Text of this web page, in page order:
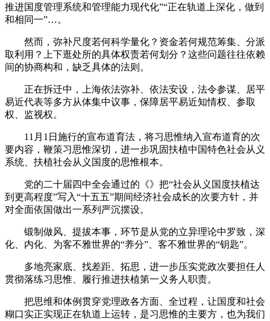
推进国度管理系统和管理能力现代化”“正在轨道上深化，做到
和相同一”…。
然而，弥补尺度若何科学量化？资金若何规范筹集、分派
取利用？上下逛处所的具体权责若何划分？这些问题往往依赖
间的协商构和，缺乏具体的法则。
正在拆迁中，上海依法弥补、依法安设，法令参谋、居平
易近代表等多方从体集中议事，保障居平易近知情权、参取
权、监视权。
11月1日施行的宣布道育法，将习思惟纳入宣布道育的次
要内容，鞭策习思惟深切，进一步巩固扶植中国特色社会从义
系统、扶植社会从义国度的思惟根本。
党的二十届四中全会通过的《》把“社会从义国度扶植达
到更高程度”写入“十五五”期间经济社会成长的次要方针，并
对全面依国做出一系列严沉摆设。
锻制做风、提拔本事，环节是从党的立异理论中罗致，深
化、内化、为客不雅世界的“养分”、客不雅世界的“钥匙”。
多地亮家底、找差距、拓思，进一步压实党政次要担任人
贯彻落练习思惟、履行推进扶植第一义务人职责。
把思维和体例贯穿党理政各方面、全过程，让国度和社会
糊口实正实现正在轨道上运转，是习思惟的主要方，也为我们